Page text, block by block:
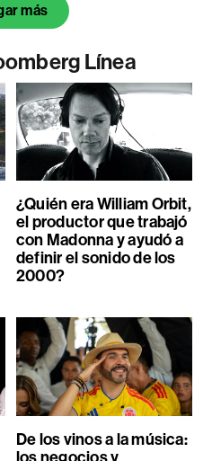
más
Línea
¿Quién era William Orbit,
el productor que trabajó
con Madonna y ayudó a
definir el sonido de los
2000?
De los vinos a la música: